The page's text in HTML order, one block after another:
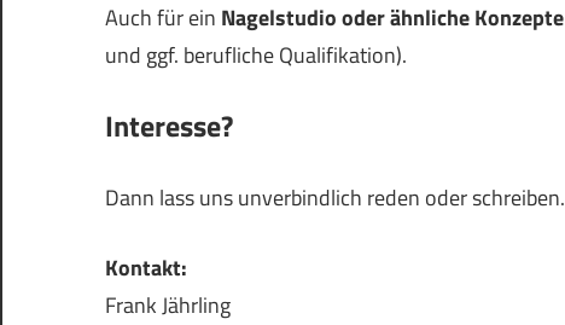
Auch für ein Nagelstudio oder ähnliche Konzepte
und ggf. berufliche Qualifikation).
Interesse?
Dann lass uns unverbindlich reden oder schreiben.
Kontakt:
Frank Jährling